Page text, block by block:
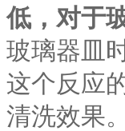
低，对于
玻璃器皿
这个反应
清洗效果